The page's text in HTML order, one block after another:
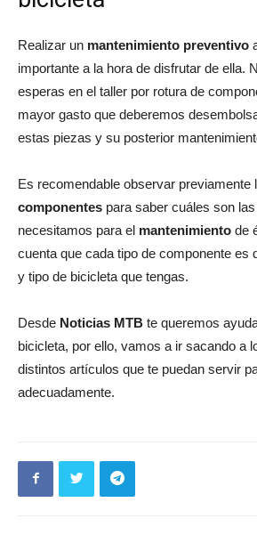
Realizar un mantenimiento preventivo
importante a la hora de disfrutar de ella.
esperas en el taller por rotura de
mayor gasto que deberemos
estas piezas y su posterior
Es recomendable observar previamente
componentes para saber cuáles son
necesitamos para el mantenimiento de
cuenta que cada tipo de componente es
y tipo de bicicleta que tengas.
Desde Noticias MTB te queremos
bicicleta, por ello, vamos a ir sacando a
distintos artículos que te puedan servir
adecuadamente.